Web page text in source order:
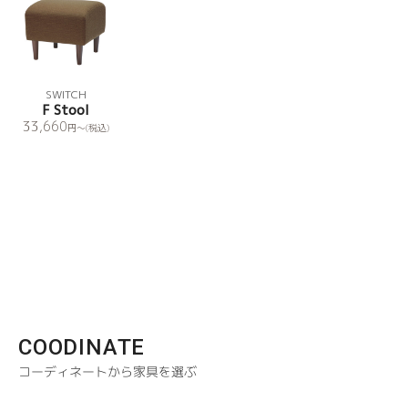
SWITCH
F Stool
33,660円〜(税込)
COODINATE
コーディネートから家具を選ぶ